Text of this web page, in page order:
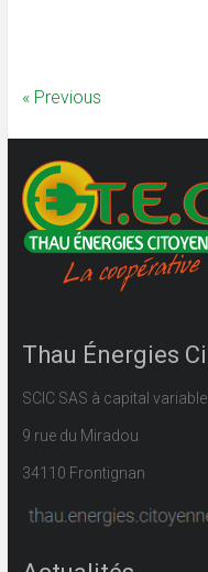
« Previous
Thau Énergies
SCIC SAS à capital variable
9 rue du Miradou
34110 Frontignan